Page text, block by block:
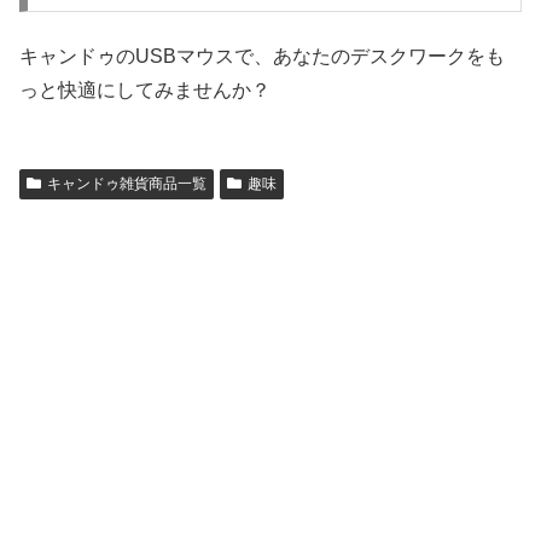
キャンドゥのUSBマウスで、あなたのデスクワークをも
っと快適にしてみませんか？
キャンドゥ雑貨商品一覧 趣味